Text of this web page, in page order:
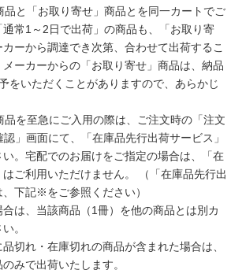
品と「お取り寄せ」商品とを同一カートでご
常1～2日で出荷」の商品も、「お取り寄
ーから調達でき次第、合わせて出荷するこ
ーカーからの「お取り寄せ」商品は、納品
をいただくことがありますので、あらかじ
品を至急にご入用の際は、ご注文時の「注文
」画面にて、「在庫品先行出荷サービス」
。宅配でのお届けをご指定の場合は、「在
ご利用いただけません。 （「在庫品先行出
下記※をご参照ください）
は、当該商品（1冊）を他の商品とは別カ
。
切れ・在庫切れの商品が含まれた場合は、
みで出荷いたします。